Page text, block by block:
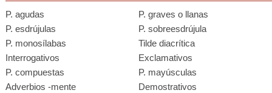
P. agudas
P. graves o llanas
P. esdrújulas
P. sobreesdrújula
P. monosílabas
Tilde diacrítica
Interrogativos
Exclamativos
P. compuestas
P. mayúsculas
Adverbios -mente
Demostrativos